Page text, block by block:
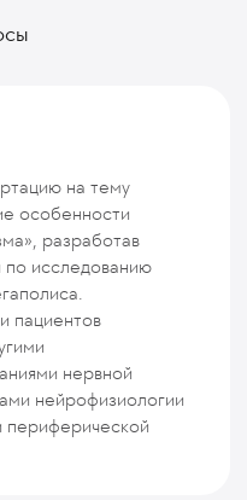
на тему
особенности
разработав
исследованию
пациентов
нервной
нейрофизиологии
периферической